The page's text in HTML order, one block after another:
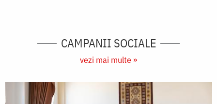
CAMPANII SOCIALE
vezi mai multe »